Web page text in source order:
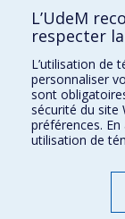
Comment soutenir
BESOIN D'AIDE?
Plan du site
Signaler une erreur
Accessibilité
FACULTÉ DES
Nos départements et
L’UdeM
respecter
L’utilisation de
personnaliser
sont
sécurité du site
préférences.
utilisation de